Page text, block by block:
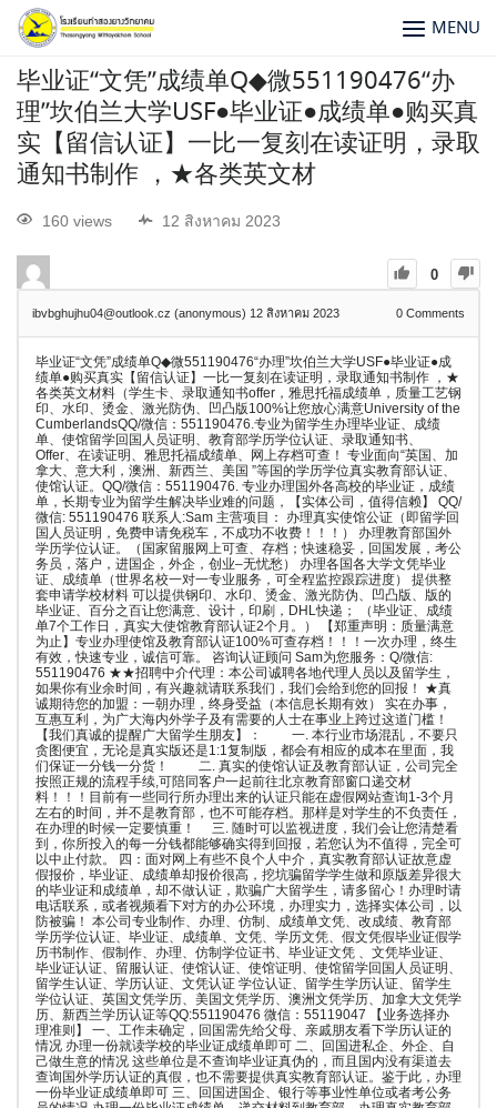
MENU
毕业证“文凭”成绩单Q◆微551190476“办
理”坎伯兰大学USF●毕业证●成绩单●购买真
实【留信认证】一比一复刻在读证明，录取
通知书制作 ，★各类英文材
160 views 12 สิงหาคม 2023
0
ibvbghujhu04@outlook.cz (anonymous) 12 สิงหาคม 2023 0 Comments
毕业证“文凭”成绩单Q◆微551190476“办理”坎伯兰大学USF●毕业证●成
绩单●购买真实【留信认证】一比一复刻在读证明，录取通知书制作 ，★
各类英文材料（学生卡、录取通知书offer，雅思托福成绩单，质量工艺钢
印、水印、烫金、激光防伪、凹凸版100%让您放心满意University of the
CumberlandsQQ/微信：551190476.专业为留学生办理毕业证、成绩
单、使馆留学回国人员证明、教育部学历学位认证、录取通知书、
Offer、在读证明、雅思托福成绩单、网上存档可查！ 专业面向“英国、加
拿大、意大利，澳洲、新西兰、美国 ”等国的学历学位真实教育部认证、
使馆认证。QQ/微信：551190476. 专业办理国外各高校的毕业证，成绩
单，长期专业为留学生解决毕业难的问题，【实体公司，值得信赖】 QQ/
微信: 551190476 联系人:Sam 主营项目： 办理真实使馆公证（即留学回
国人员证明，免费申请免税车，不成功不收费！！！） 办理教育部国外
学历学位认证。（国家留服网上可查、存档；快速稳妥，回国发展，考公
务员，落户，进国企，外企，创业–无忧愁） 办理各国各大学文凭毕业
证、成绩单（世界名校一对一专业服务，可全程监控跟踪进度） 提供整
套申请学校材料 可以提供钢印、水印、烫金、激光防伪、凹凸版、版的
毕业证、百分之百让您满意、设计，印刷，DHL快递； （毕业证、成绩
单7个工作日，真实大使馆教育部认证2个月。） 【郑重声明：质量满意
为止】专业办理使馆及教育部认证100%可查存档！！！一次办理，终生
有效，快速专业，诚信可靠。 咨询认证顾问 Sam为您服务：Q/微信:
551190476 ★★招聘中介代理：本公司诚聘各地代理人员以及留学生，
如果你有业余时间，有兴趣就请联系我们，我们会给到您的回报！ ★真
诚期待您的加盟：一朝办理，终身受益（本信息长期有效） 实在办事，
互惠互利，为广大海内外学子及有需要的人士在事业上跨过这道门槛！
【我们真诚的提醒广大留学生朋友】： 一. 本行业市场混乱，不要只
贪图便宜，无论是真实版还是1:1复制版，都会有相应的成本在里面，我
们保证一分钱一分货！ 二. 真实的使馆认证及教育部认证，公司完全
按照正规的流程手续,可陪同客户一起前往北京教育部窗口递交材
料！！！目前有一些同行所办理出来的认证只能在虚假网站查询1-3个月
左右的时间，并不是教育部，也不可能存档。那样是对学生的不负责任，
在办理的时候一定要慎重！ 三. 随时可以监视进度，我们会让您清楚看
到，你所投入的每一分钱都能够确实得到回报，若您认为不值得，完全可
以中止付款。 四：面对网上有些不良个人中介，真实教育部认证故意虚
假报价，毕业证、成绩单却报价很高，挖坑骗留学学生做和原版差异很大
的毕业证和成绩单，却不做认证，欺骗广大留学生，请多留心！办理时请
电话联系，或者视频看下对方的办公环境，办理实力，选择实体公司，以
防被骗！ 本公司专业制作、办理、仿制、成绩单文凭、改成绩、教育部
学历学位认证、毕业证、成绩单、文凭、学历文凭、假文凭假毕业证假学
历书制作、假制作、办理、仿制学位证书、毕业证文凭 、文凭毕业证、
毕业证认证、留服认证、使馆认证、使馆证明、使馆留学回国人员证明、
留学生认证、学历认证、文凭认证 学位认证、留学生学历认证、留学生
学位认证、英国文凭学历、美国文凭学历、澳洲文凭学历、加拿大文凭学
历、新西兰学历认证等QQ:551190476 微信：55119047 【业务选择办
理准则】 一、工作未确定，回国需先给父母、亲戚朋友看下学历认证的
情况 办理一份就读学校的毕业证成绩单即可 二、回国进私企、外企、自
己做生意的情况 这些单位是不查询毕业证真伪的，而且国内没有渠道去
查询国外学历认证的真假，也不需要提供真实教育部认证。鉴于此，办理
一份毕业证成绩单即可 三、回国进国企、银行等事业性单位或者考公务